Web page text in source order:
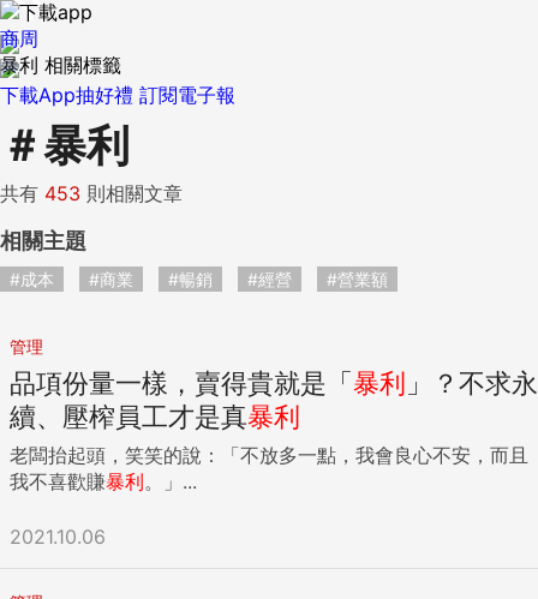
下載App抽好禮 訂閱電子報
商周
暴利 相關標籤
＃暴利
共有 453 則相關文章
相關主題
#成本 #商業 #暢銷 #經營 #營業額
管理
品項份量一樣，賣得貴就是「暴利 」？不求永
續、壓榨員工才是真暴利
老闆抬起頭，笑笑的說：「不放多一點，我會良心不安，而且
我不喜歡賺暴利。」...
2021.10.06